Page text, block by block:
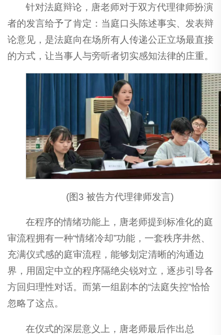
针对法庭辩论，唐老师对于双方代理律师扮演
者的发言给予了肯定：当庭口头陈述事实、发表辩
论意见，是法庭向在场所有人传递公正立场最直接
的方式，让当事人与旁听者切实感知法律的庄重。
(图3 被告方代理律师发言)
在程序的情绪功能上，唐老师提到标准化的庭
审流程拥有一种“情绪冷却”功能，一套秩序井然、
充满仪式感的庭审流程，能够划定清晰的沟通边
界，用固定中立的程序隔绝尖锐对立，逐步引导各
方回归理性对话。而第一组剧本的“法庭失控”恰恰
忽略了这点。
在仪式的深层意义上，唐老师最后作出总